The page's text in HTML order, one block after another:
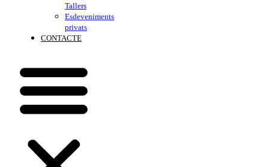
Tallers
Esdeveniments
privats
CONTACTE